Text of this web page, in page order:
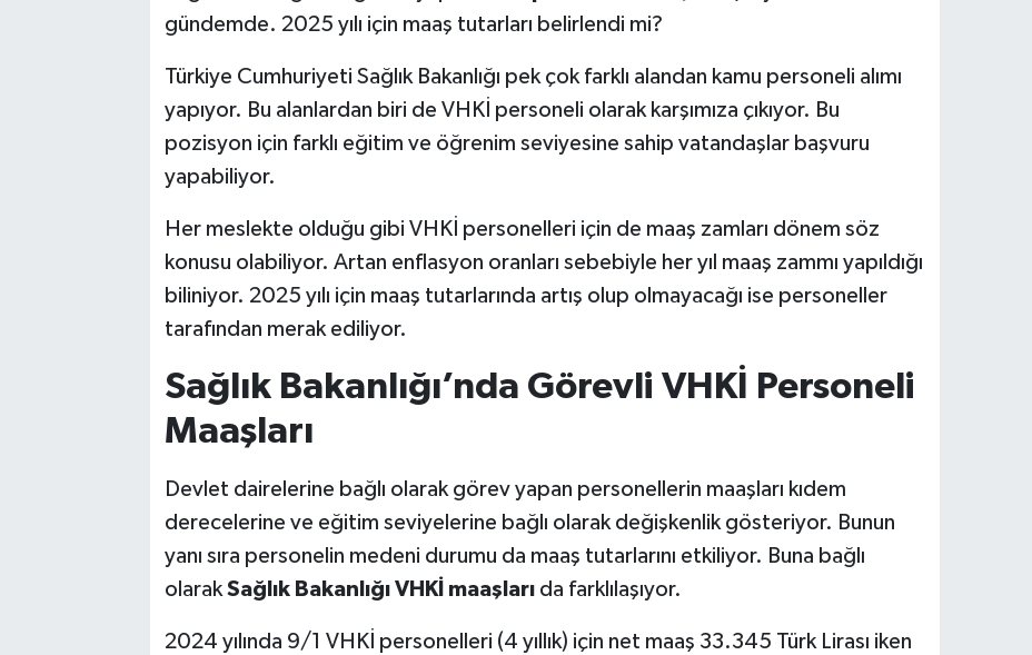
gündemde. 2025 yılı için maaş tutarları belirlendi mi?
Türkiye Cumhuriyeti Sağlık Bakanlığı pek çok farklı alandan kamu personeli alımı
yapıyor. Bu alanlardan biri de VHKİ personeli olarak karşımıza çıkıyor. Bu
pozisyon için farklı eğitim ve öğrenim seviyesine sahip vatandaşlar başvuru
yapabiliyor.
Her meslekte olduğu gibi VHKİ personelleri için de maaş zamları dönem söz
konusu olabiliyor. Artan enflasyon oranları sebebiyle her yıl maaş zammı yapıldığı
biliniyor. 2025 yılı için maaş tutarlarında artış olup olmayacağı ise personeller
tarafından merak ediliyor.
Sağlık Bakanlığı’nda Görevli VHKİ Personeli
Maaşları
Devlet dairelerine bağlı olarak görev yapan personellerin maaşları kıdem
derecelerine ve eğitim seviyelerine bağlı olarak değişkenlik gösteriyor. Bunun
yanı sıra personelin medeni durumu da maaş tutarlarını etkiliyor. Buna bağlı
olarakSağlık Bakanlığı VHKİ maaşlarıda farklılaşıyor.
2024 yılında 9/1 VHKİ personelleri (4 yıllık) için net maaş 33.345 Türk Lirası iken